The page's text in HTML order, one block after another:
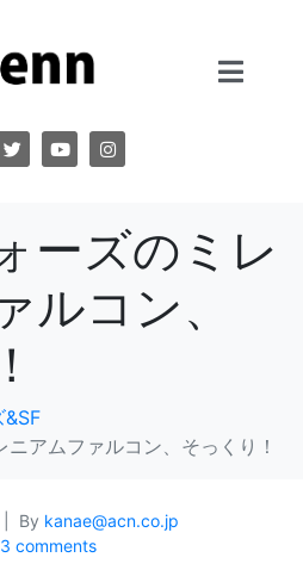
ーズのミレ
ルコン、
アムファルコン、そっくり！
By kanae@acn.co.jp
3 comments